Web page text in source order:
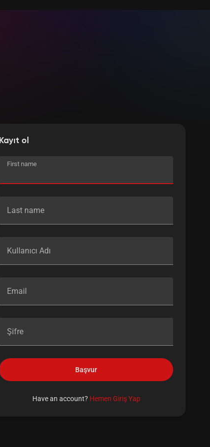
Kayıt ol
First name
Last name
Kullanıcı Adı
Email
Şifre
Başvur
Have an account? Hemen Giriş Yap